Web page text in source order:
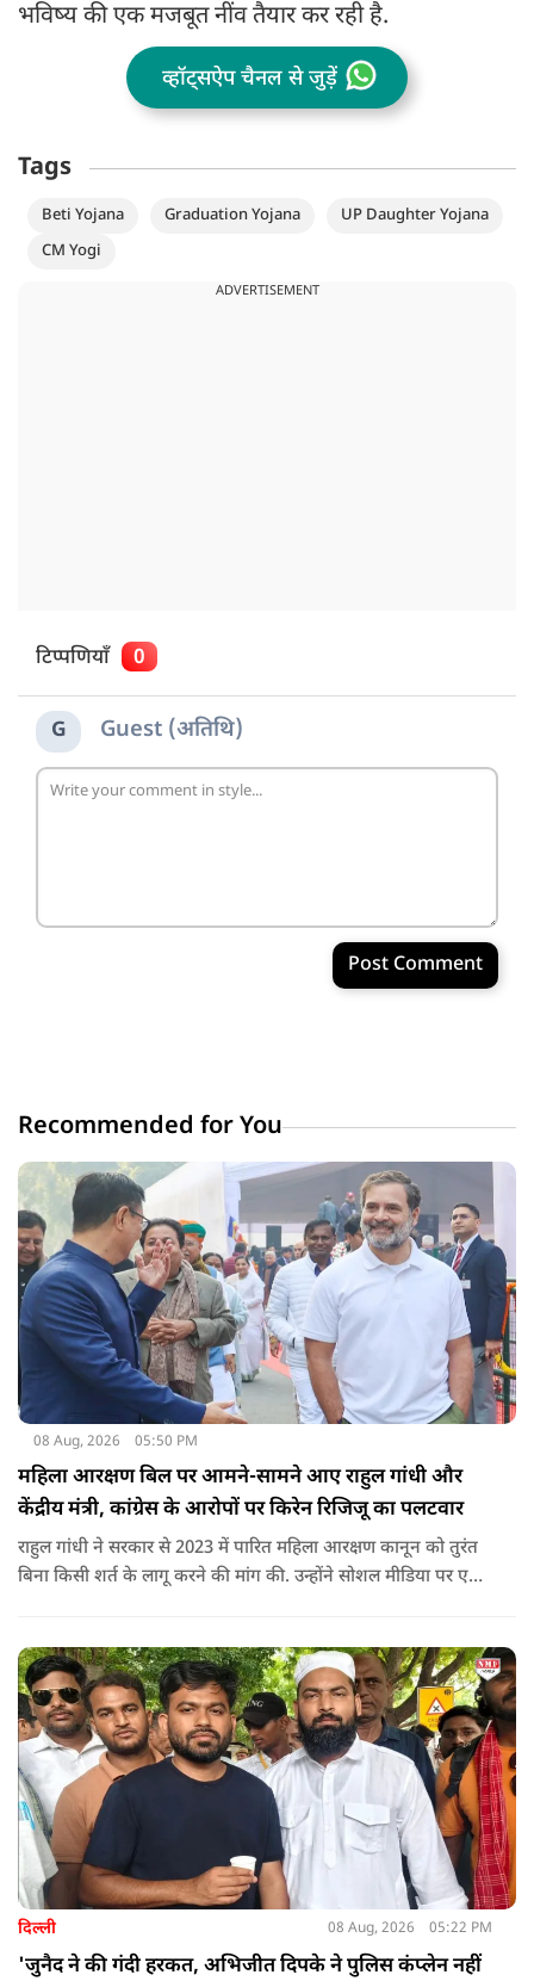
भविष्य की एक मजबूत नींव तैयार कर रही है.
व्हॉट्सऐप चैनल से जुड़ें
Tags
Beti Yojana Graduation Yojana
UP Daughter Yojana
CM Yogi
ADVERTISEMENT
टिप्पणियाँ 0
G Guest (अतिथि)
Post Comment
Recommended for You
08 Aug, 2026 05:50 PM
महिला आरक्षण बिल पर आमने-सामने आए राहुल गांधी और
केंद्रीय मंत्री, कांग्रेस के आरोपों पर किरेन रिजिजू का पलटवार
राहुल गांधी ने सरकार से 2023 में पारित महिला आरक्षण कानून को तुरंत
बिना किसी शर्त के लागू करने की मांग की. उन्होंने सोशल मीडिया पर एक
दिल्ली 08 Aug, 2026 05:22 PM
'जुनैद ने की गंदी हरकत, अभिजीत दिपके ने पुलिस कंप्लेन नहीं